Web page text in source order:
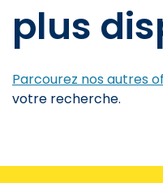
plus
Parcourez nos autres
votre recherche.